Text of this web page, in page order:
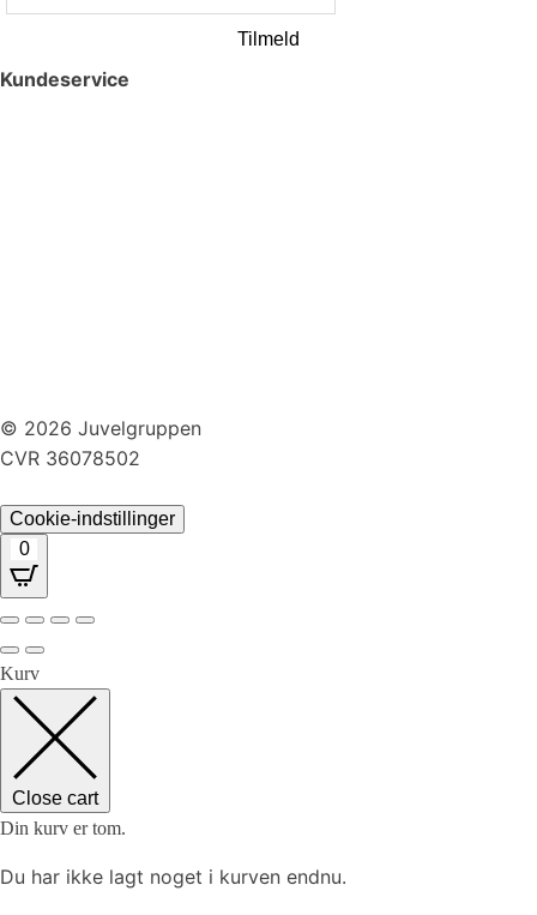
Tilmeld
Kundeservice
© 2026 Juvelgruppen
CVR 36078502
Cookie-indstillinger
0
Kurv
Close cart
Din kurv er tom.
Du har ikke lagt noget i kurven endnu.